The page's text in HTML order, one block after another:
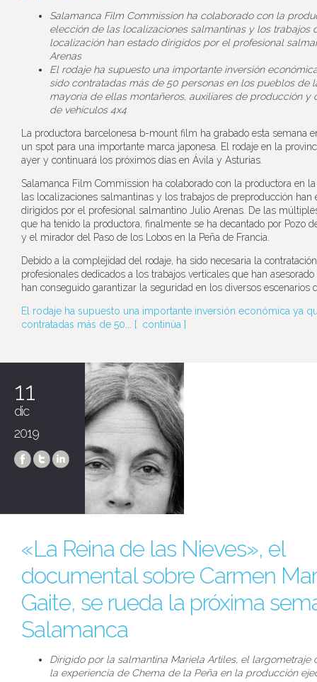
Salamanca Film Commission ha colaborado con la
elección de las localizaciones salmantinas y los trabajos
localización han estado dirigidos por el profesional
Arenas
El rodaje ha supuesto una importante inversión
sido contratadas más de 50 personas en los pueblos de
mayoría de ellas montañeros, auxiliares de producción y
de vehículos 4x4
La productora barcelonesa b-mount film ha grabado esta semana
un spot para una importante marca japonesa. El rodaje en la
ayer y continuará los próximos días en Ávila y Asturias.
Salamanca Film Commission ha colaborado con la productora en
las localizaciones salmantinas y los trabajos de preproducción han
dirigidos por el profesional salmantino Julio Arenas. De las
que ha tenido la productora, finalmente se ha decantado por Pozo
y el mirador del Paso de los Lobos en la Peña de Francia.
Debido a la complejidad del rodaje, ha sido necesaria la
profesionales dedicados a los trabajos verticales que han
han conseguido garantizar la seguridad en los diversos escenarios
El rodaje ha supuesto una importante inversión económica ya
contratadas más de 50... [ continúa ]
11
dic
2019
«La Reina de las Nieves», el
documental sobre Carmen
Gaite, se rueda la próxima
Salamanca
Dirigido por la salmantina Mariela Artiles, el largometraje
la experiencia de Chema de la Peña en la producción